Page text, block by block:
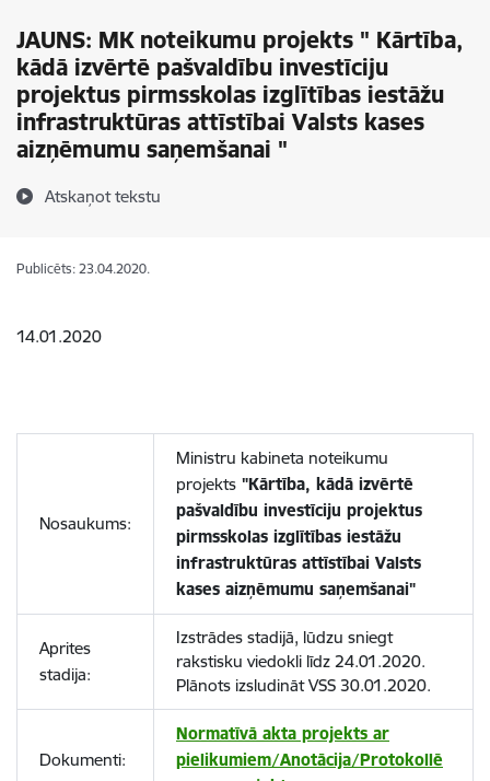
JAUNS: MK noteikumu projekts " Kārtība,
kādā izvērtē pašvaldību investīciju
projektus pirmsskolas izglītības iestāžu
infrastruktūras attīstībai Valsts kases
aizņēmumu saņemšanai "
Atskaņot tekstu
Publicēts: 23.04.2020.
14.01.2020
Nosaukums:
Ministru kabineta noteikumu
projekts "Kārtība, kādā izvērtē
pašvaldību investīciju projektus
pirmsskolas izglītības iestāžu
infrastruktūras attīstībai Valsts
kases aizņēmumu saņemšanai"
Aprites
stadija:
Izstrādes stadijā, lūdzu sniegt
rakstisku viedokli līdz 24.01.2020.
Plānots izsludināt VSS 30.01.2020.
Dokumenti:
Normatīvā akta projekts ar
pielikumiem/Anotācija/Protokollē